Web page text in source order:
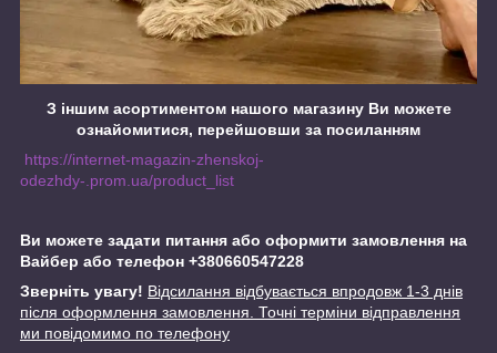
З іншим асортиментом нашого магазину Ви можете
ознайомитися, перейшовши за посиланням
https://internet-magazin-zhenskoj-
odezhdy-.prom.ua/product_list
Ви можете задати питання або оформити замовлення на
Вайбер або телефон +380660547228
Зверніть увагу! Відсилання відбувається впродовж 1-3 днів
після оформлення замовлення. Точні терміни відправлення
ми повідомимо по телефону